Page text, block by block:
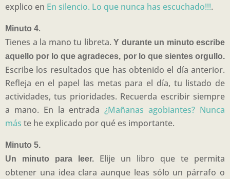
explico en En silencio. Lo que nunca has escuchado!!!.
Minuto 4.
Tienes a la mano tu libreta. Y durante un minuto escribe
aquello por lo que agradeces, por lo que sientes orgullo.
Escribe los resultados que has obtenido el día anterior.
Refleja en el papel las metas para el día, tu listado de
actividades, tus prioridades. Recuerda escribir siempre
a mano. En la entrada¿Mañanas agobiantes? Nunca
más te he explicado por qué es importante.
Minuto 5.
Un minuto para leer.
Elije un libro que te permita
obtener una idea clara aunque leas sólo un párrafo o